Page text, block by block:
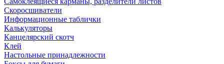
Скоросшиватели
Информационные таблички
Калькуляторы
Канцелярский скотч
Клей
Настольные принадлежности